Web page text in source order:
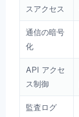
スアクセス
通信の暗号
化
API アクセ
ス制御
監査ログ